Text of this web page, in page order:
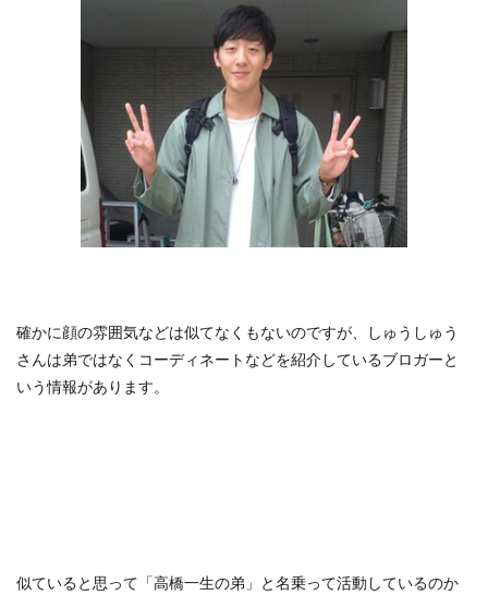
確かに顔の雰囲気などは似てなくもないのですが、しゅうしゅう
さんは弟ではなくコーディネートなどを紹介しているブロガーと
いう情報があります。
似ていると思って「高橋一生の弟」と名乗って活動しているのか